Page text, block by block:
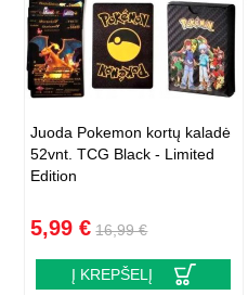
Juoda Pokemon kortų kaladė
52vnt. TCG Black - Limited
Edition
5,99 € 16,99 €
Į KREPŠELĮ